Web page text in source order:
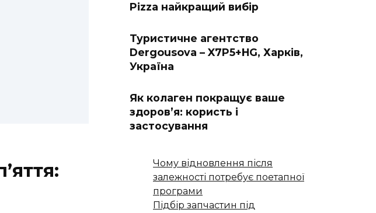
Pizza найкращий вибір
Туристичне агентство
Dergousova – X7P5+HG, Харків,
Україна
Як колаген покращує ваше
здоров’я: користь і
застосування
Чому відновлення після
залежності потребує поетапної
програми
Підбір запчастин під